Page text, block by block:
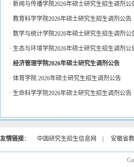
· 新闻与传播学院2026年硕士研究生招生调剂公
· 教育科学学院2026年硕士研究生招生调剂公告
· 数学与统计学院2026年硕士研究生招生调剂公
· 生态与环境学院2026年硕士研究生招生调剂公
· 经济管理学院2026年硕士研究生调剂公告
· 体育学院 2026年硕士研究生招生调剂公告
· 生命科学学院2026年硕士研究生招生调剂公告
友情链接： 中国研究生招生信息网 安徽省